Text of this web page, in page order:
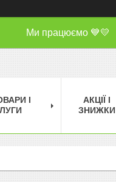
Ми працюємо 💙💛
І
АКЦІЇ І
ЗНИЖКИ